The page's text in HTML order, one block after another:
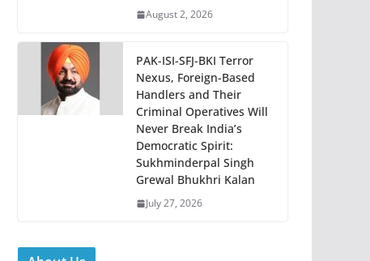
August 2, 2026
PAK-ISI-SFJ-BKI Terror
Nexus, Foreign-Based
Handlers and Their
Criminal Operatives Will
Never Break India’s
Democratic Spirit:
Sukhminderpal Singh
Grewal Bhukhri Kalan
July 27, 2026